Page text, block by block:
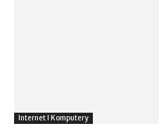
Internet I Komputery